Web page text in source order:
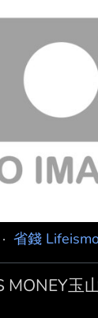
· 省錢
MONEY玉